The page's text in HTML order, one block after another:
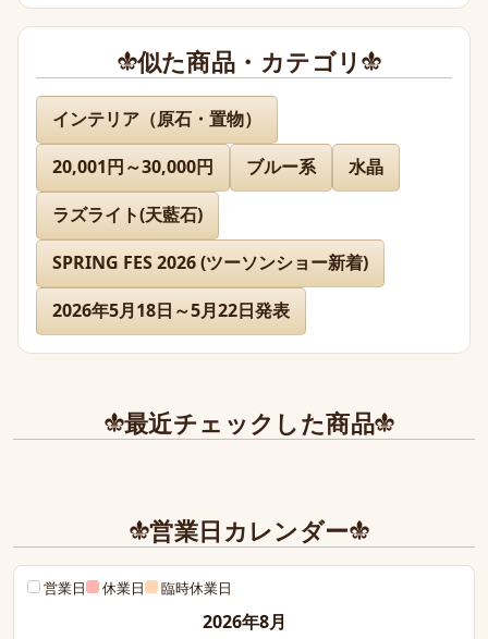
名無し 様
先日通販を利用させて頂きましたが迅速に対応、お送り下
さりまして有難うございました。
どのお品物も画像で見た以上に美しく、お迎えできて本当
に嬉しかったです。
また、丁寧であたたかいお手紙やプレゼントまで同封下さ
り有難うございました！感激致しました。
似た商品・カテゴリ
インテリア（原石・置物）
20,001円～30,000円
ブルー系
水晶
ラズライト(天藍石)
SPRING FES 2026 (ツーソンショー新着)
2026年5月18日～5月22日発表
最近チェックした商品
営業日カレンダー
営業日 休業日 臨時休業日
2026年8月